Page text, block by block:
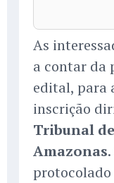
As
a contar da
edital, para
inscrição
Tribunal
Amazonas
protocolado